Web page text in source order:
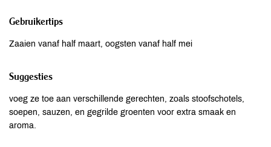
Gebruikertips
Zaaien vanaf half maart, oogsten vanaf half mei
Suggesties
voeg ze toe aan verschillende gerechten, zoals stoofschotels,
soepen, sauzen, en gegrilde groenten voor extra smaak en
aroma.